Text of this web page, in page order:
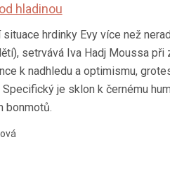
hladinou
hrdinky Evy více než
setrvává Iva Hadj Moussa při
k nadhledu a optimismu,
je sklon k černému
bonmotů.